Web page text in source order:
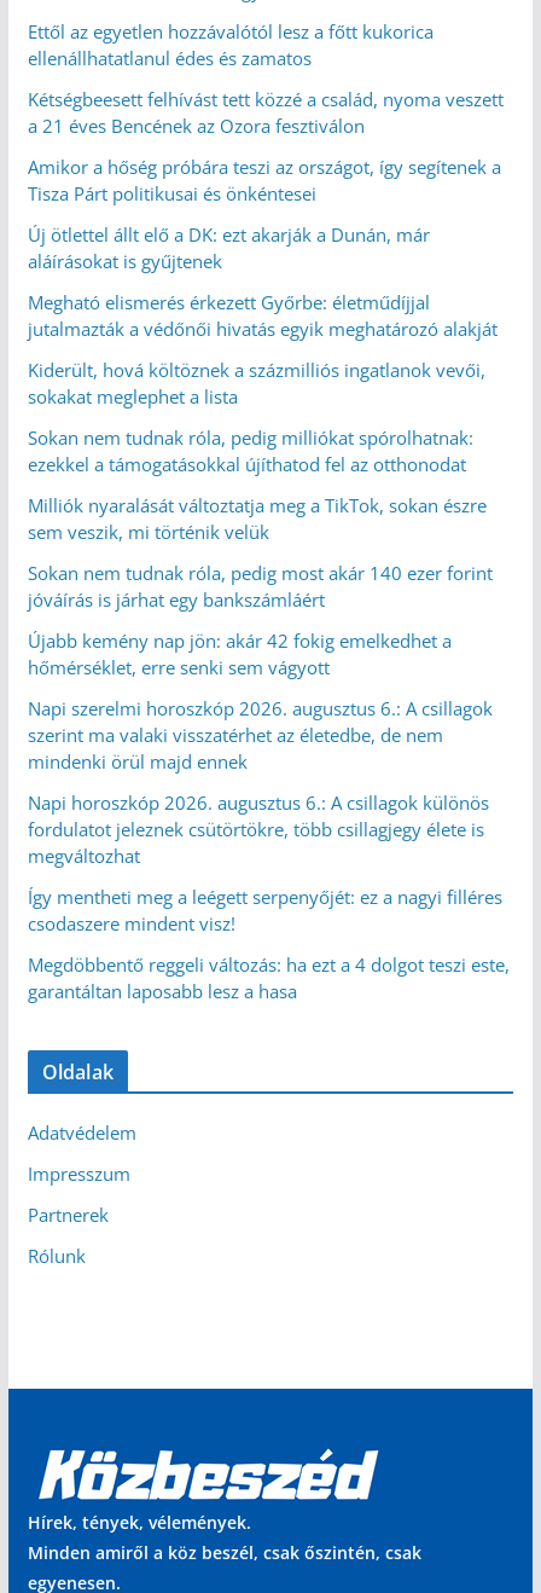
Ettől az egyetlen hozzávalótól lesz a főtt kukorica
ellenállhatatlanul édes és zamatos
Kétségbeesett felhívást tett közzé a család, nyoma veszett
a 21 éves Bencének az Ozora fesztiválon
Amikor a hőség próbára teszi az országot, így segítenek a
Tisza Párt politikusai és önkéntesei
Új ötlettel állt elő a DK: ezt akarják a Dunán, már
aláírásokat is gyűjtenek
Megható elismerés érkezett Győrbe: életműdíjjal
jutalmazták a védőnői hivatás egyik meghatározó alakját
Kiderült, hová költöznek a százmilliós ingatlanok vevői,
sokakat meglephet a lista
Sokan nem tudnak róla, pedig milliókat spórolhatnak:
ezekkel a támogatásokkal újíthatod fel az otthonodat
Milliók nyaralását változtatja meg a TikTok, sokan észre
sem veszik, mi történik velük
Sokan nem tudnak róla, pedig most akár 140 ezer forint
jóváírás is járhat egy bankszámláért
Újabb kemény nap jön: akár 42 fokig emelkedhet a
hőmérséklet, erre senki sem vágyott
Napi szerelmi horoszkóp 2026. augusztus 6.: A csillagok
szerint ma valaki visszatérhet az életedbe, de nem
mindenki örül majd ennek
Napi horoszkóp 2026. augusztus 6.: A csillagok különös
fordulatot jeleznek csütörtökre, több csillagjegy élete is
megváltozhat
Így mentheti meg a leégett serpenyőjét: ez a nagyi filléres
csodaszere mindent visz!
Megdöbbentő reggeli változás: ha ezt a 4 dolgot teszi este,
garantáltan laposabb lesz a hasa
Oldalak
Adatvédelem
Impresszum
Partnerek
Rólunk
Hírek, tények, vélemények.
Minden amiről a köz beszél, csak őszintén, csak
egyenesen.